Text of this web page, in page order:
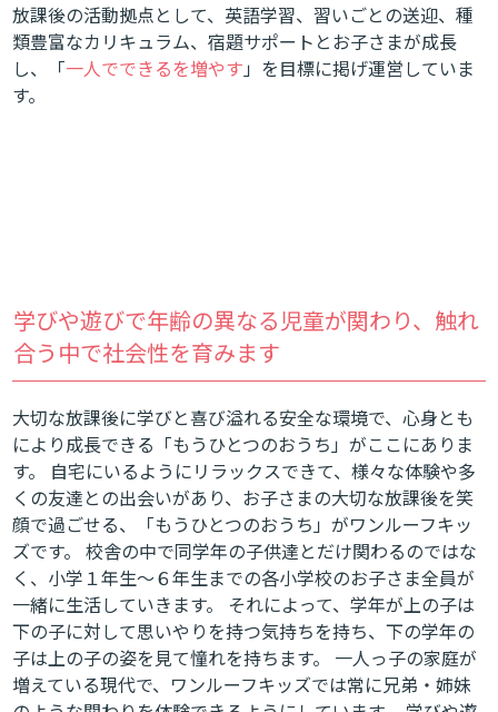
放課後の活動拠点として、英語学習、習いごとの送迎、種
類豊富なカリキュラム、宿題サポートとお子さまが成長
し、「一人でできるを増やす」を目標に掲げ運営していま
す。
学びや遊びで年齢の異なる児童が関わり、触れ
合う中で社会性を育みます
大切な放課後に学びと喜び溢れる安全な環境で、心身とも
により成長できる「もうひとつのおうち」がここにありま
す。 自宅にいるようにリラックスできて、様々な体験や多
くの友達との出会いがあり、お子さまの大切な放課後を笑
顔で過ごせる、「もうひとつのおうち」がワンルーフキッ
ズです。 校舎の中で同学年の子供達とだけ関わるのではな
く、小学１年生～６年生までの各小学校のお子さま全員が
一緒に生活していきます。 それによって、学年が上の子は
下の子に対して思いやりを持つ気持ちを持ち、下の学年の
子は上の子の姿を見て憧れを持ちます。 一人っ子の家庭が
増えている現代で、ワンルーフキッズでは常に兄弟・姉妹